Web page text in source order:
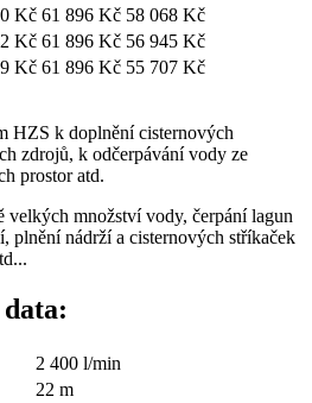
Kč 61 896 Kč 58 068 Kč
Kč 61 896 Kč 56 945 Kč
Kč 61 896 Kč 55 707 Kč
HZS k doplnění cisternových
zdrojů, k odčerpávání vody ze
prostor atd.
velkých množství vody, čerpání lagun
plnění nádrží a cisternových stříkaček
2 400 l/min
22 m